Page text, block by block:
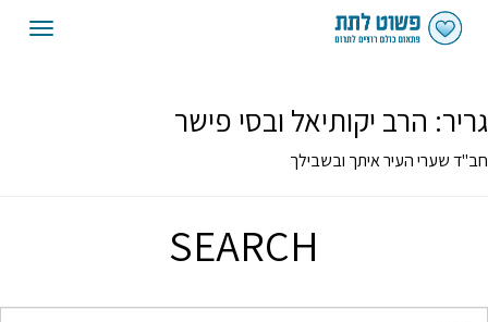
גריר: הרב יקותיאל ובסי פישר
חב"ד שערי העיר איתך ובשבילך
SEARCH